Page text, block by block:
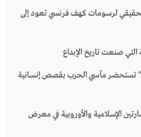
لرسومات كهف فرنسي تعود إلى
صنعت تاريخ الإبداع
تستحضر مآسي الحرب بقصص إنسانية
الإسلامية والأوروبية في معرض